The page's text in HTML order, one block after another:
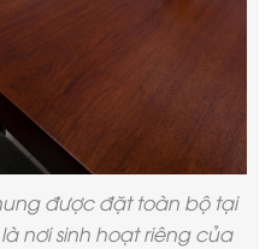
được đặt toàn bộ tại
nơi sinh hoạt riêng của